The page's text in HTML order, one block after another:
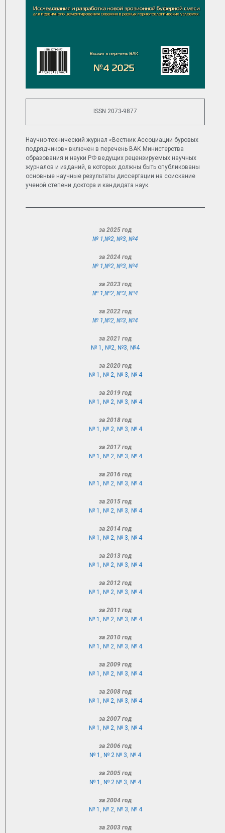
ISSN 2073-9877
Научно-технический журнал «Вестник Ассоциации буровых
подрядчиков» включен в перечень ВАК Министерства
образования и науки РФ ведущих рецензируемых научных
журналов и изданий, в которых должны быть опубликованы
основные научные результаты диссертации на соискание
ученой степени доктора и кандидата наук.
за 2025 год
№ 1, №2 №3 №4
за 2024 год
№ 1, №2 №3 №4
за 2023 год
№ 1, №2 №3 №4
за 2022 год
№ 1, №2 №3 №4
за 2021 год
№ 1,
№2 №3 №4
за 2020 год
№ 1
№ 2, № 3, № 4
за 2019 год
№ 1
№ 2 № 3 № 4
за 2018 год
№ 1
№ 2 № 3 № 4
за 2017 год
№ 1
№ 2 № 3 № 4
за 2016 год
№ 1
№ 2 № 3 № 4
за 2015 год
№ 1
№ 2 № 3 № 4
за 2014 год
№ 1
№ 2 № 3 № 4
за 2013 год
№ 1
№ 2 № 3 № 4
за 2012 год
№ 1
№ 2 № 3 № 4
за 2011 год
№ 1
№ 2 № 3 № 4
за 2010 год
№ 1
№ 2 № 3 № 4
за 2009 год
№ 1
№ 2 № 3 № 4
за 2008 год
№ 1
№ 2 № 3 № 4
за 2007 год
№ 1
№ 2 № 3 № 4
за 2006 год
№ 1
№ 2 № 3 № 4
за 2005 год
№ 1
№ 2 № 3 № 4
за 2004 год
№ 1
№ 2 № 3 № 4
за 2003 год